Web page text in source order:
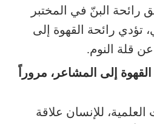
رائحة البنّ في المختبر
تؤدي رائحة القهوة إلى
قلة النوم.
إلى المشاعر، مروراً
للإنسان علاقة